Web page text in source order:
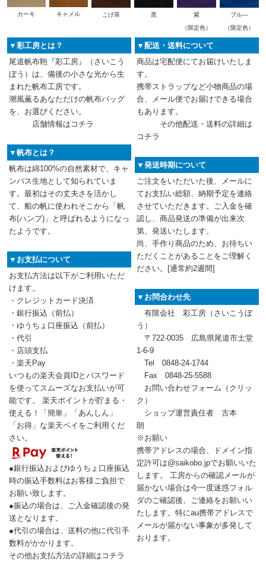
カーキ キャメル こげ茶 黒
紫
（限定色）
ブル―
（限定色）
▼彩工房とは？
尾道帆布鞄『彩工房』（さいこう
ぼう）は、備後の小さな光から生
まれた帆布工房です。
潮風薫るあなただけの帆布バッグ
を、お選びください。
店舗情報は コチラ
▼帆布とは？
帆布は綿100%の自然素材で、キャ
ンバス生地として知られていま
す。最初はその丈夫さを活かし
て、船の帆に使われそこから「帆
布(ハンプ)」と呼ばれるようになっ
たようです。
▼お支払について
お支払方法は以下がご利用いただ
けます。
・クレジットカード決済
・銀行振込（前払）
・ゆうちょ口座振込（前払）
・代引
・店頭支払
・楽天Pay
いつもの楽天会員IDとパスワード
を使ってスムーズなお支払いが可
能です。 楽天ポイントが貯まる・
使える！「簡単」「あんしん」
「お得」な楽天ペイをご利用くだ
さい。
●銀行振込およびゆうちょ口座振込
時の振込手数料はお客様ご負担で
お願い致します。
●振込の場合は、ご入金確認後の発
送となります。
●代引の場合は、送料の他に代引手
数料がかかります。
その他お支払方法の詳細はコチラ
▼配送・送料について
商品は宅配便にてお届けいたしま
す。
携帯ストラップなど小物商品の場
合、メール便でお届けできる場合
もあります。
その他配送・送料の詳細は
コチラ
▼発送時期について
ご注文をいただいた後、メールに
てお支払い総額、納期予定を連絡
させていただきます。ご入金を確
認し、商品発送の準備が出来次
第、発送いたします。
尚、手作り商品のため、お待ちい
ただくことがあることをご理解く
ださい。[通常約2週間]
▼お問合わせ先
有限会社 彩工房（さいこうぼ
う）
〒722-0035 広島県尾道市土堂
1-6-9
Tel 0848-24-1744
Fax 0848-25-5588
お問い合わせフォーム （クリッ
ク）
ショップ運営責任者 古本
朗
※お願い
携帯アドレスの場合、ドメイン指
定許可は@saikobo.jpでお願いいた
します。 工房からの確認メールが
届かない場合は今一度迷惑フォル
ダのご確認後、ご連絡をお願いい
たします。特にau携帯アドレスで
メールが届かない事象が多発して
おります。